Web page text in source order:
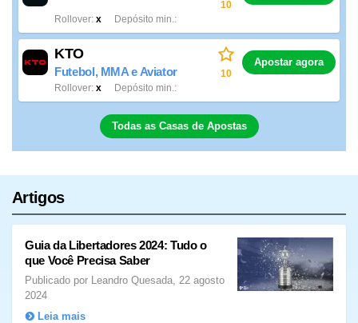
x
Rollover Depósito min.
10
KTO
Futebol, MMA e Aviator
x
Rollover Depósito min.
10
Apostar agora
Todas as Casas de Apostas
Artigos
Guia da Libertadores 2024: Tudo o
que Você Precisa Saber
Publicado por Leandro Quesada, 22 agosto
2024
Leia mais